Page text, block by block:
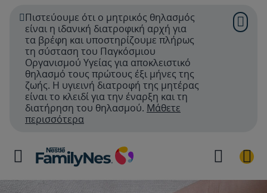
Πιστεύουμε ότι ο μητρικός θηλασμός
είναι η ιδανική διατροφική αρχή για
τα βρέφη και υποστηρίζουμε πλήρως
τη σύσταση του Παγκόσμιου
Οργανισμού Υγείας για αποκλειστικό
θηλασμό τους πρώτους έξι μήνες της
ζωής. Η υγιεινή διατροφή της μητέρας
είναι το κλειδί για την έναρξη και τη
διατήρηση του θηλασμού. Μάθετε
περισσότερα